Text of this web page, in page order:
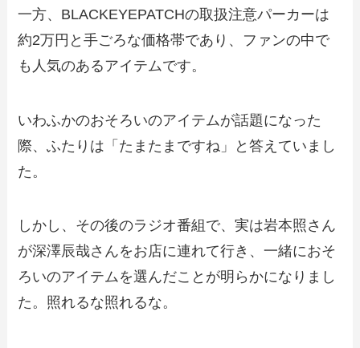
一方、BLACKEYEPATCHの取扱注意パーカーは
約2万円と手ごろな価格帯であり、ファンの中で
も人気のあるアイテムです。
いわふかのおそろいのアイテムが話題になった
際、ふたりは「たまたまですね」と答えていまし
た。
しかし、その後のラジオ番組で、実は岩本照さん
が深澤辰哉さんをお店に連れて行き、一緒におそ
ろいのアイテムを選んだことが明らかになりまし
た。照れるな照れるな。